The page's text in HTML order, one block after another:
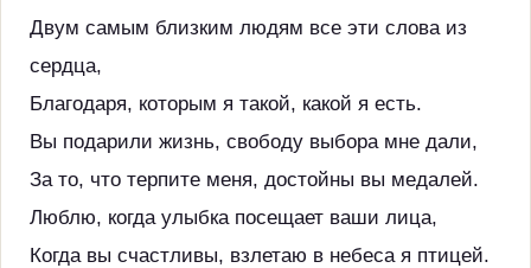
Двум самым близким людям все эти слова из
сердца,
Благодаря, которым я такой, какой я есть.
Вы подарили жизнь, свободу выбора мне дали,
За то, что терпите меня, достойны вы медалей.
Люблю, когда улыбка посещает ваши лица,
Когда вы счастливы, взлетаю в небеса я птицей.